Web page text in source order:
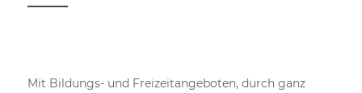
Mit Bildungs- und Freizeitangeboten, durch ganz